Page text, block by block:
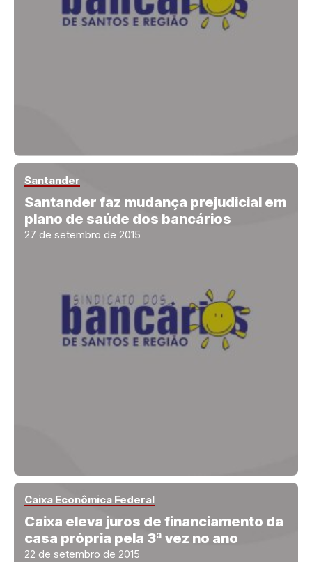
Santander
Santander faz mudança prejudicial em
plano de saúde dos bancários
27 de setembro de 2015
Caixa Econômica Federal
Caixa eleva juros de financiamento da
casa própria pela 3ª vez no ano
22 de setembro de 2015